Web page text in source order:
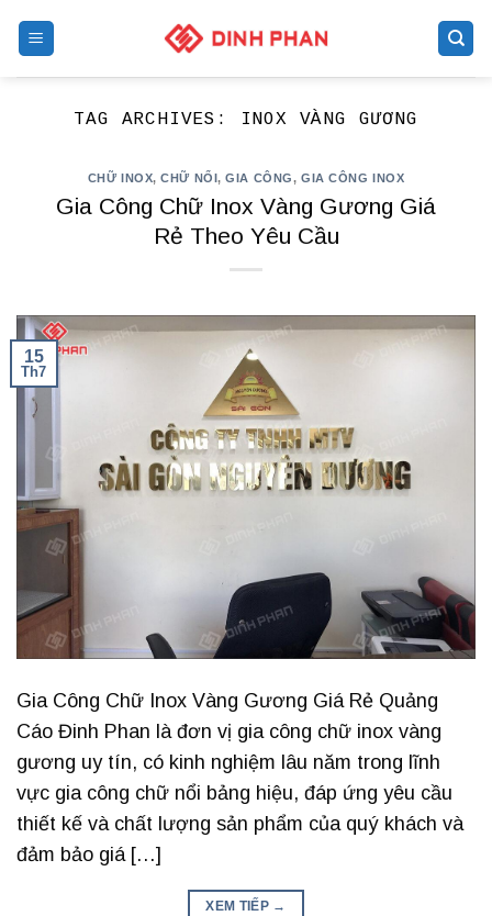
TAG ARCHIVES: INOX VÀNG GƯƠNG
CHỮ INOX,CHỮ NỔI,GIA CÔNG, GIA CÔNG INOX
Gia Công Chữ Inox Vàng Gương Giá
Rẻ Theo Yêu Cầu
15
Th7
Gia Công Chữ Inox Vàng Gương Giá Rẻ Quảng
Cáo Đinh Phan là đơn vị gia công chữ inox vàng
gương uy tín, có kinh nghiệm lâu năm trong lĩnh
vực gia công chữ nổi bảng hiệu, đáp ứng yêu cầu
thiết kế và chất lượng sản phẩm của quý khách và
đảm bảo giá […]
XEM TIẾP →